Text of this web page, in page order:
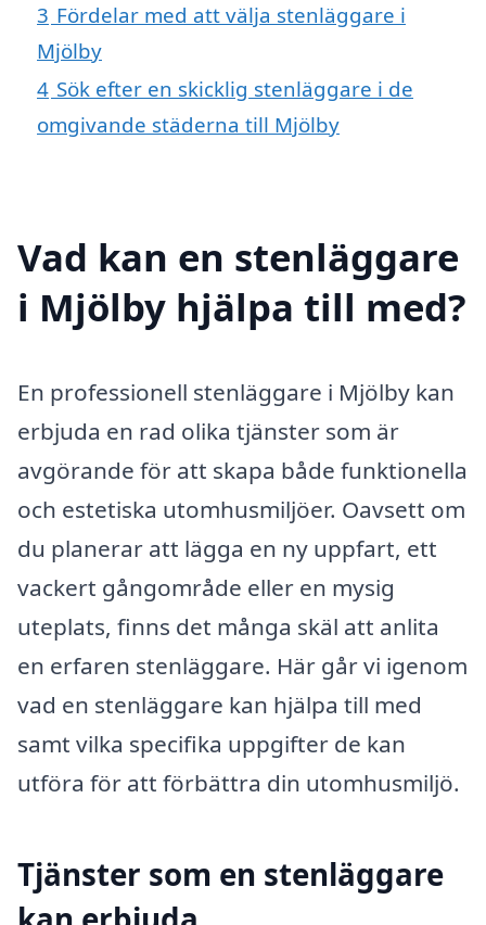
3 Fördelar med att välja stenläggare i
Mjölby
4 Sök efter en skicklig stenläggare i de
omgivande städerna till Mjölby
Vad kan en stenläggare
i Mjölby hjälpa till med?
En professionell stenläggare i Mjölby kan
erbjuda en rad olika tjänster som är
avgörande för att skapa både funktionella
och estetiska utomhusmiljöer. Oavsett om
du planerar att lägga en ny uppfart, ett
vackert gångområde eller en mysig
uteplats, finns det många skäl att anlita
en erfaren stenläggare. Här går vi igenom
vad en stenläggare kan hjälpa till med
samt vilka specifika uppgifter de kan
utföra för att förbättra din utomhusmiljö.
Tjänster som en stenläggare